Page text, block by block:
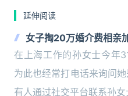
延伸阅读
女子掏20万婚介费相亲
在上海工作的孙女士今年
为此也经常打电话来询问她
有人通过社交平台联系孙